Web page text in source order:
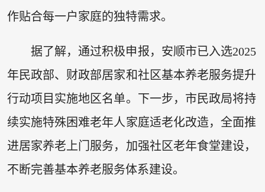
作贴合每一户家庭的独特需求。
据了解，通过积极申报，安顺市已入选2025
年民政部、财政部居家和社区基本养老服务提升
行动项目实施地区名单。下一步，市民政局将持
续实施特殊困难老年人家庭适老化改造，全面推
进居家养老上门服务，加强社区老年食堂建设，
不断完善基本养老服务体系建设。